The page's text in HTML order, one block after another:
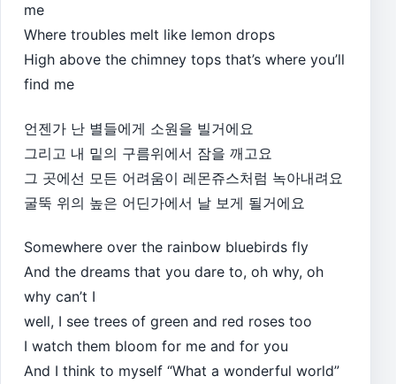
me
Where troubles melt like lemon drops
High above the chimney tops that’s where you’ll
find me
언젠가 난 별들에게 소원을 빌거에요
그리고 내 밑의 구름위에서 잠을 깨고요
그 곳에선 모든 어려움이 레몬쥬스처럼 녹아내려요
굴뚝 위의 높은 어딘가에서 날 보게 될거에요
Somewhere over the rainbow bluebirds fly
And the dreams that you dare to, oh why, oh
why can’t I
well, I see trees of green and red roses too
I watch them bloom for me and for you
And I think to myself “What a wonderful world”